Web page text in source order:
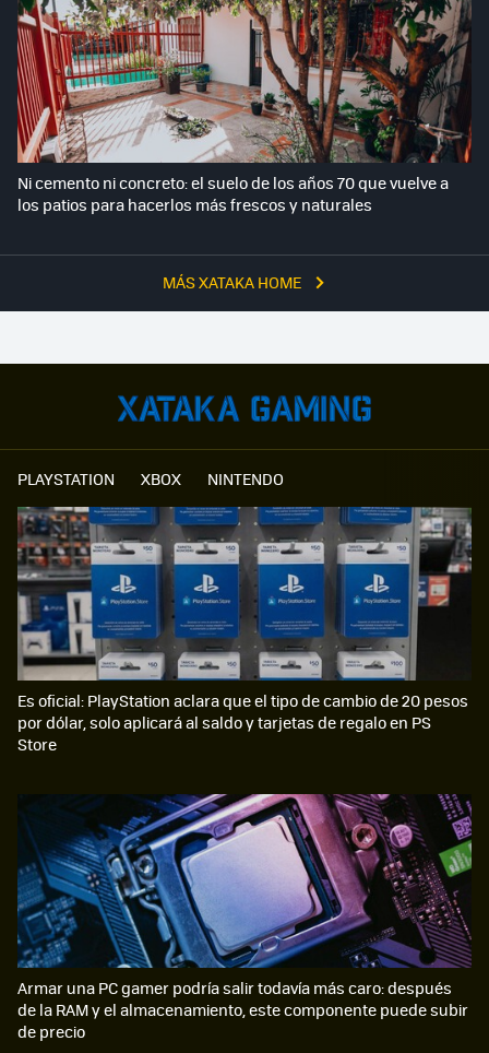
MÁS XATAKA HOME
Ni cemento ni concreto: el suelo de los años 70 que vuelve a
los patios para hacerlos más frescos y naturales
PLAYSTATION XBOX NINTENDO
Es oficial: PlayStation aclara que el tipo de cambio de 20 pesos
por dólar, solo aplicará al saldo y tarjetas de regalo en PS
Store
Armar una PC gamer podría salir todavía más caro: después
de la RAM y el almacenamiento, este componente puede subir
de precio